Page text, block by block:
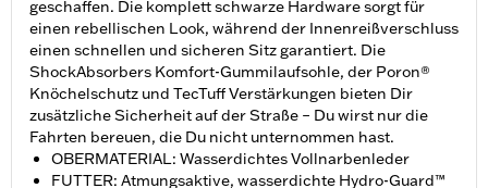
geschaffen. Die komplett schwarze Hardware sorgt für
einen rebellischen Look, während der Innenreißverschluss
einen schnellen und sicheren Sitz garantiert. Die
ShockAbsorbers Komfort-Gummilaufsohle, der Poron®
Knöchelschutz und TecTuff Verstärkungen bieten Dir
zusätzliche Sicherheit auf der Straße – Du wirst nur die
Fahrten bereuen, die Du nicht unternommen hast.
OBERMATERIAL: Wasserdichtes Vollnarbenleder
FUTTER: Atmungsaktive, wasserdichte Hydro-Guard™